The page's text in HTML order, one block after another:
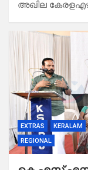
അഖില
EXTRAS KERALAM
REGIONAL